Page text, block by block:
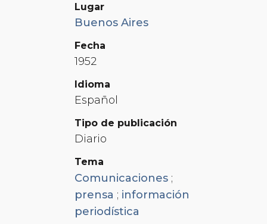
Lugar
Buenos Aires
Fecha
1952
Idioma
Español
Tipo de publicación
Diario
Tema
Comunicaciones ;
prensa ; información
periodística